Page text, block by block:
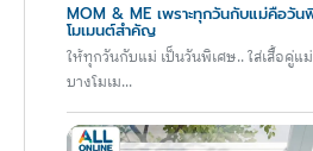
MOM & ME เพราะทุกวันกับแม่คือวัน
โมเมนต์สำคัญ
ให้ทุกวันกับแม่ เป็นวันพิเศษ.. ใส่เสื้อคู่
บางโมเม...